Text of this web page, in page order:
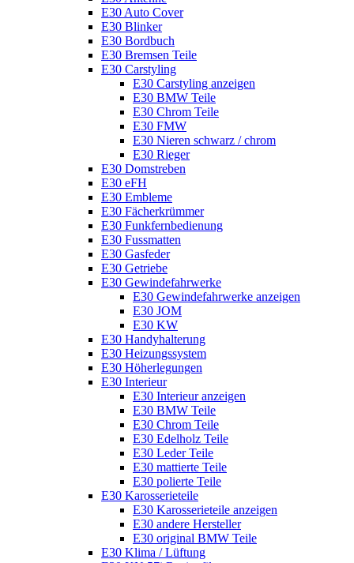
E30 Auto Cover
E30 Blinker
E30 Bordbuch
E30 Bremsen Teile
E30 Carstyling
E30 Carstyling anzeigen
E30 BMW Teile
E30 Chrom Teile
E30 FMW
E30 Nieren schwarz / chrom
E30 Rieger
E30 Domstreben
E30 eFH
E30 Embleme
E30 Fächerkrümmer
E30 Funkfernbedienung
E30 Fussmatten
E30 Gasfeder
E30 Getriebe
E30 Gewindefahrwerke
E30 Gewindefahrwerke anzeigen
E30 JOM
E30 KW
E30 Handyhalterung
E30 Heizungssystem
E30 Höherlegungen
E30 Interieur
E30 Interieur anzeigen
E30 BMW Teile
E30 Chrom Teile
E30 Edelholz Teile
E30 Leder Teile
E30 mattierte Teile
E30 polierte Teile
E30 Karosserieteile
E30 Karosserieteile anzeigen
E30 andere Hersteller
E30 original BMW Teile
E30 Klima / Lüftung